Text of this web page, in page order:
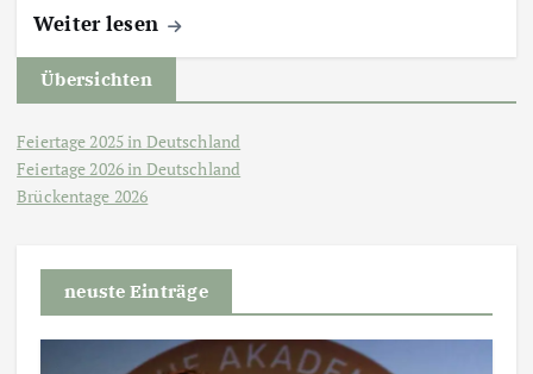
Weiter lesen
Übersichten
Feiertage 2025 in Deutschland
Feiertage 2026 in Deutschland
Brückentage 2026
neuste Einträge